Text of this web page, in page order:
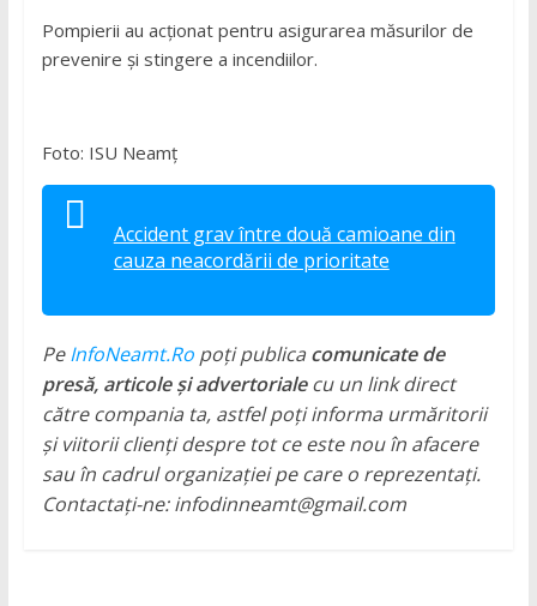
Pompierii au acționat pentru asigurarea măsurilor de
prevenire și stingere a incendiilor.
Foto: ISU Neamț
Accident grav între două camioane din
cauza neacordării de prioritate
PeInfoNeamt.Ropoți publica comunicate de
presă, articole și advertorialecu un link direct
către compania ta, astfel poți informa urmăritorii
și viitorii clienți despre tot ce este nou în afacere
sau în cadrul organizației pe care o reprezentați.
Contactați-ne: infodinneamt@gmail.com